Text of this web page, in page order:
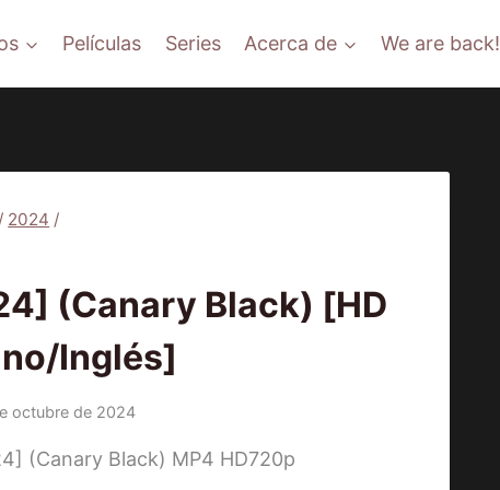
Películas Series Acerca de We are back!
/ 2024 /
(Canary Black) [HD
Inglés]
octubre de 2024